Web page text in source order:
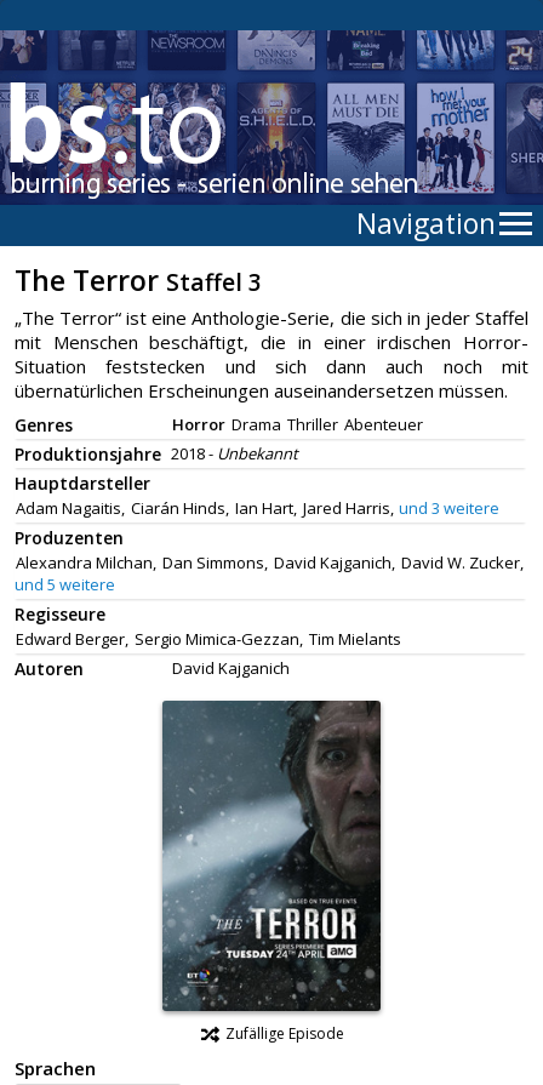
Navigation
The Terror Staffel 3
„The Terror“ ist eine Anthologie-Serie, die sich in jeder Staffel
mit Menschen beschäftigt, die in einer irdischen Horror-
Situation feststecken und sich dann auch noch mit
übernatürlichen Erscheinungen auseinandersetzen müssen.
Genres Horror Drama Thriller Abenteuer
Produktionsjahre 2018 - Unbekannt
Hauptdarsteller
Adam Nagaitis, Ciarán Hinds, Ian Hart, Jared Harris, und 3 weitere
Produzenten
Alexandra Milchan, Dan Simmons, David Kajganich, David W. Zucker,
und 5 weitere
Regisseure
Edward Berger, Sergio Mimica-Gezzan, Tim Mielants
Autoren David Kajganich
Zufällige Episode
Sprachen